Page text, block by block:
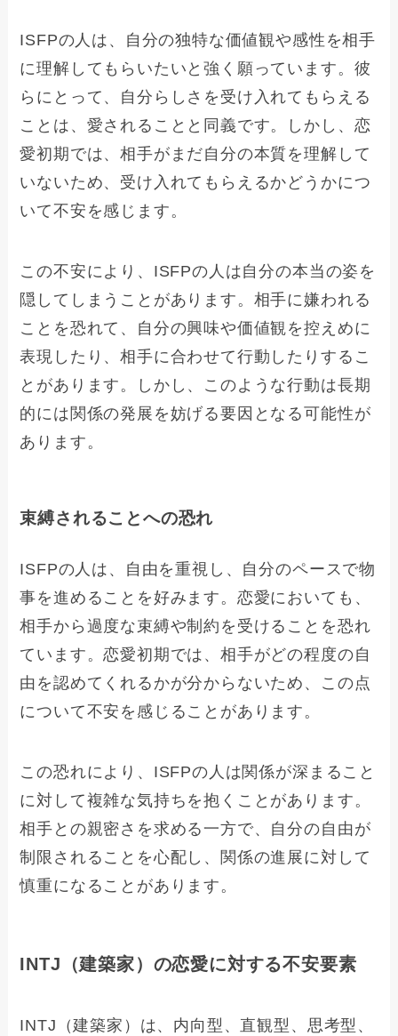
ISFPの人は、自分の独特な価値観や感性を相手
に理解してもらいたいと強く願っています。彼
らにとって、自分らしさを受け入れてもらえる
ことは、愛されることと同義です。しかし、恋
愛初期では、相手がまだ自分の本質を理解して
いないため、受け入れてもらえるかどうかにつ
いて不安を感じます。
この不安により、ISFPの人は自分の本当の姿を
隠してしまうことがあります。相手に嫌われる
ことを恐れて、自分の興味や価値観を控えめに
表現したり、相手に合わせて行動したりするこ
とがあります。しかし、このような行動は長期
的には関係の発展を妨げる要因となる可能性が
あります。
束縛されることへの恐れ
ISFPの人は、自由を重視し、自分のペースで物
事を進めることを好みます。恋愛においても、
相手から過度な束縛や制約を受けることを恐れ
ています。恋愛初期では、相手がどの程度の自
由を認めてくれるかが分からないため、この点
について不安を感じることがあります。
この恐れにより、ISFPの人は関係が深まること
に対して複雑な気持ちを抱くことがあります。
相手との親密さを求める一方で、自分の自由が
制限されることを心配し、関係の進展に対して
慎重になることがあります。
INTJ（建築家）の恋愛に対する不安要素
INTJ（建築家）は、内向型、直観型、思考型、